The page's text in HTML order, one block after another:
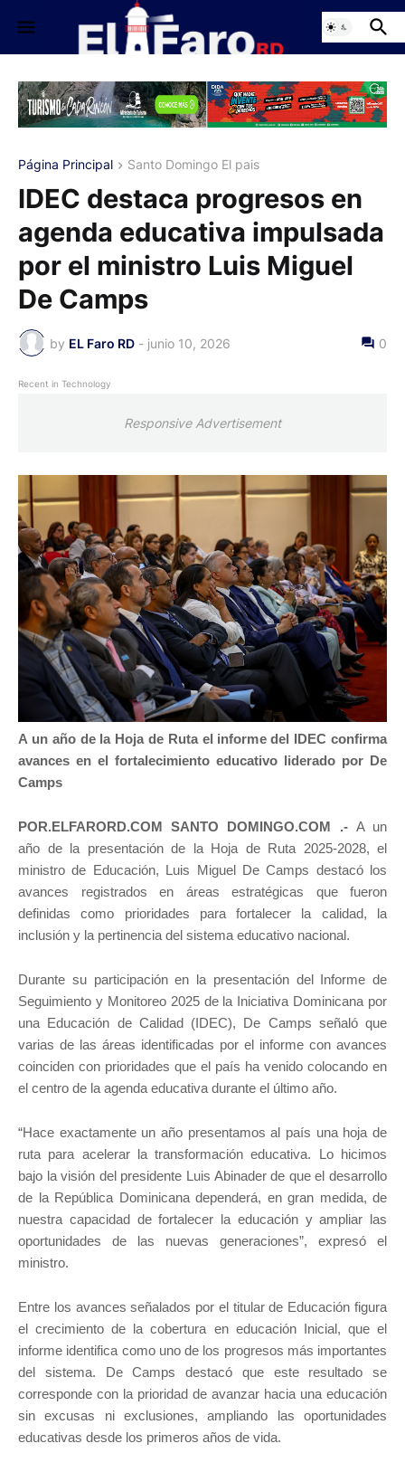
Página Principal Santo Domingo El pais
IDEC destaca progresos en
agenda educativa impulsada
por el ministro Luis Miguel
De Camps
by EL Faro RD - junio 10, 2026 0
Recent in Technology
Responsive Advertisement
A un año de la Hoja de Ruta el informe del IDEC confirma
avances en el fortalecimiento educativo liderado por De
Camps
POR.ELFARORD.COM SANTO DOMINGO.COM .- A un
año de la presentación de la Hoja de Ruta 2025-2028, el
ministro de Educación, Luis Miguel De Camps destacó los
avances registrados en áreas estratégicas que fueron
definidas como prioridades para fortalecer la calidad, la
inclusión y la pertinencia del sistema educativo nacional.
Durante su participación en la presentación del Informe de
Seguimiento y Monitoreo 2025 de la Iniciativa Dominicana por
una Educación de Calidad (IDEC), De Camps señaló que
varias de las áreas identificadas por el informe con avances
coinciden con prioridades que el país ha venido colocando en
el centro de la agenda educativa durante el último año.
“Hace exactamente un año presentamos al país una hoja de
ruta para acelerar la transformación educativa. Lo hicimos
bajo la visión del presidente Luis Abinader de que el desarrollo
de la República Dominicana dependerá, en gran medida, de
nuestra capacidad de fortalecer la educación y ampliar las
oportunidades de las nuevas generaciones”, expresó el
ministro.
Entre los avances señalados por el titular de Educación figura
el crecimiento de la cobertura en educación Inicial, que el
informe identifica como uno de los progresos más importantes
del sistema. De Camps destacó que este resultado se
corresponde con la prioridad de avanzar hacia una educación
sin excusas ni exclusiones, ampliando las oportunidades
educativas desde los primeros años de vida.